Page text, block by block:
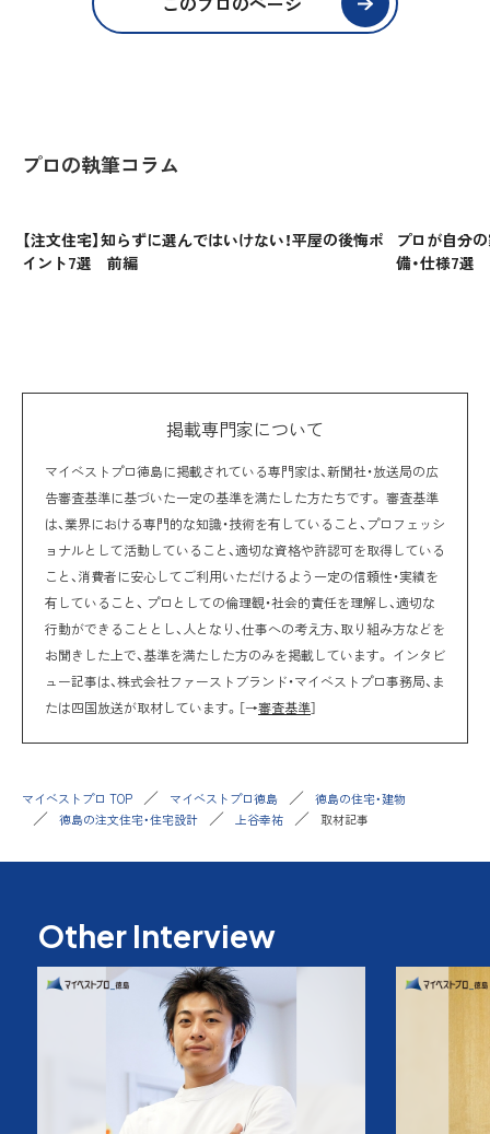
プロの執筆コラム
【注文住宅】知らずに選んではいけない！平屋の後悔ポ
イント7選 前編
プロが自分
備・仕様7選
掲載専門家について
マイベストプロ徳島に掲載されている専門家は、新聞社・放送局の広
告審査基準に基づいた一定の基準を満たした方たちです。 審査基準
は、業界における専門的な知識・技術を有していること、プロフェッシ
ョナルとして活動していること、適切な資格や許認可を取得している
こと、消費者に安心してご利用いただけるよう一定の信頼性・実績を
有していること、 プロとしての倫理観・社会的責任を理解し、適切な
行動ができることとし、人となり、仕事への考え方、取り組み方などを
お聞きした上で、基準を満たした方のみを掲載しています。 インタビ
ュー記事は、株式会社ファーストブランド・マイベストプロ事務局、ま
たは四国放送が取材しています。［→審査基準］
マイベストプロ TOP マイベストプロ徳島
徳島の住宅・建物
徳島の注文住宅・住宅設計
上谷幸祐 取材記事
Other Interview